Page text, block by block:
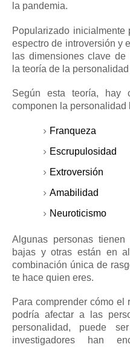
la pandemia.
Popularizado inicialmente
espectro de introversión y
las dimensiones clave
la teoría de la
Según esta teoría, hay
componen la personalidad
Franqueza
Escrupulosidad
Extroversión
Amabilidad
Neuroticismo
Algunas personas
bajas y otras están en
combinación única de
te hace quien eres.
Para comprender cómo el
podría afectar a las
personalidad, puede
investigadores han